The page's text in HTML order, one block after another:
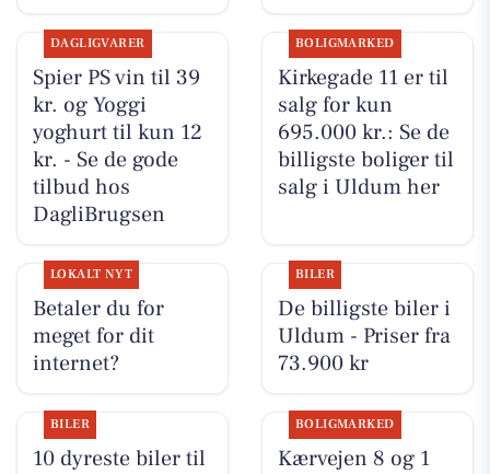
DAGLIGVARER
Spier PS vin til 39
kr. og Yoggi
yoghurt til kun 12
kr. - Se de gode
tilbud hos
DagliBrugsen
BOLIGMARKED
Kirkegade 11 er til
salg for kun
695.000 kr.: Se de
billigste boliger til
salg i Uldum her
LOKALT NYT
Betaler du for
meget for dit
internet?
BILER
De billigste biler i
Uldum - Priser fra
73.900 kr
BILER
10 dyreste biler til
BOLIGMARKED
Kærvejen 8 og 1